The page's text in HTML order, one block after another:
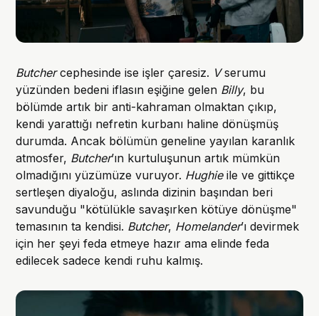
Butchercephesinde ise işler çaresiz. Vserumu
yüzünden bedeni iflasın eşiğine gelen Billy, bu
bölümde artık bir anti-kahraman olmaktan çıkıp,
kendi yarattığı nefretin kurbanı haline dönüşmüş
durumda. Ancak bölümün geneline yayılan karanlık
atmosfer, Butcher’ın kurtuluşunun artık mümkün
olmadığını yüzümüze vuruyor. Hughieile ve gittikçe
sertleşen diyaloğu, aslında dizinin başından beri
savunduğu "kötülükle savaşırken kötüye dönüşme"
temasının ta kendisi. Butcher, Homelander’ı devirmek
için her şeyi feda etmeye hazır ama elinde feda
edilecek sadece kendi ruhu kalmış.